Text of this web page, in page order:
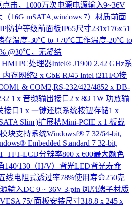
击，1000万次电源电源输入9~36V
16G mSATA,windows 7）材质前面
防护等级前面板IP65尺寸231x176x51
存温度-30℃ to +70℃工作温度-20℃ to
@30℃，无凝结
PC处理器Intel® J1900 2.42 GHz系
存网络2 x GbE RJ45 Intel i211I/O接
& COM2,RS-232/422/4852 x DB-
1 x 音频输出接口2 x 8Ω 1W 功放输
接口1 x 一键还原系统按钮存储1 x
Slim )扩展槽Mini-PCIE x 1 板载
块支持系统Windowsf® 7 32/64-bit,
Embedded Standard 7 32-bit,
TFT-LCD分辨率800 x 600最大颜色
140/130（H/V）背光LED背光寿命
线电阻式透过率78%使用寿命250克
输入DC 9 ~ 36V 3-pin 凤凰端子材质
75/ 面板安装尺寸318.8 x 245 x